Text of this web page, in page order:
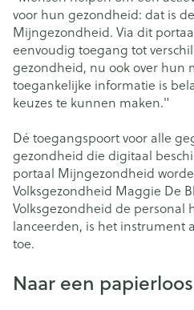
voor hun gezondheid: dat is
Mijngezondheid. Via dit
eenvoudig toegang tot
gezondheid, nu ook over hun
toegankelijke informatie is
keuzes te kunnen maken."
Dé toegangspoort voor alle
gezondheid die digitaal
portaal Mijngezondheid
Volksgezondheid Maggie De
Volksgezondheid de personal
lanceerden, is het instrument
toe.
Naar een